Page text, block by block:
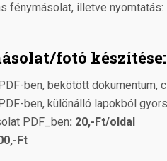
fénymásolat, illetve nyomtatás:
fotó készítése:
ben, bekötött dokumentum,
ben, különálló lapokból
PDF_ben: 20,-Ft/oldal
Ft